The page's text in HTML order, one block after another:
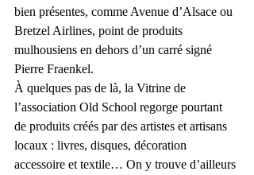
bien présentes, comme Avenue d’Alsace ou
Bretzel Airlines, point de produits
mulhousiens en dehors d’un carré signé
Pierre Fraenkel.
À quelques pas de là, la Vitrine de
l’association Old School regorge pourtant
de produits créés par des artistes et artisans
locaux : livres, disques, décoration
accessoire et textile… On y trouve d’ailleurs